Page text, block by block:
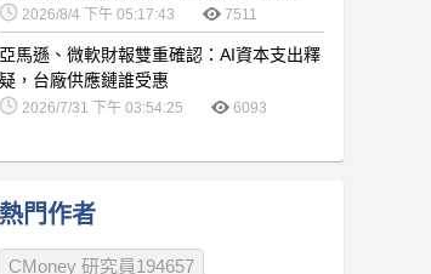
路）2026/8/4 下午 05:17:43 7511
亞馬遜、微軟財報雙重確認：AI資本支出釋
疑，台廠供應鏈誰受惠
2026/7/31 下午 03:54:25 6093
熱門作者
CMoney 研究員194657